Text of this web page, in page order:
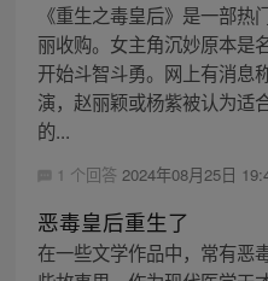
《重生之毒皇后》是一部
丽收购。女主角沉妙原本是
开始斗智斗勇。网上有消息
演，赵丽颖或杨紫被认为适
的...
1 个回答 2024年08月25日
恶毒皇后重生了
在一些文学作品中，常有恶